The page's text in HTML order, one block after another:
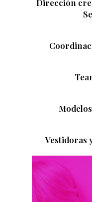
Dirección
Vestidoras